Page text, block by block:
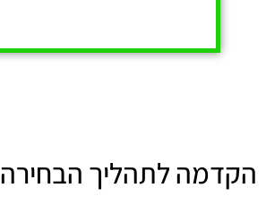
הקדמה לתהליך הבחירה